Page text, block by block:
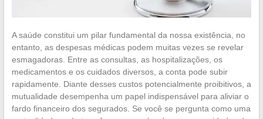
A saúde constitui um pilar fundamental da nossa existência, no
entanto, as despesas médicas podem muitas vezes se revelar
esmagadoras. Entre as consultas, as hospitalizações, os
medicamentos e os cuidados diversos, a conta pode subir
rapidamente. Diante desses custos potencialmente proibitivos, a
mutualidade desempenha um papel indispensável para aliviar o
fardo financeiro dos segurados. Se você se pergunta como uma